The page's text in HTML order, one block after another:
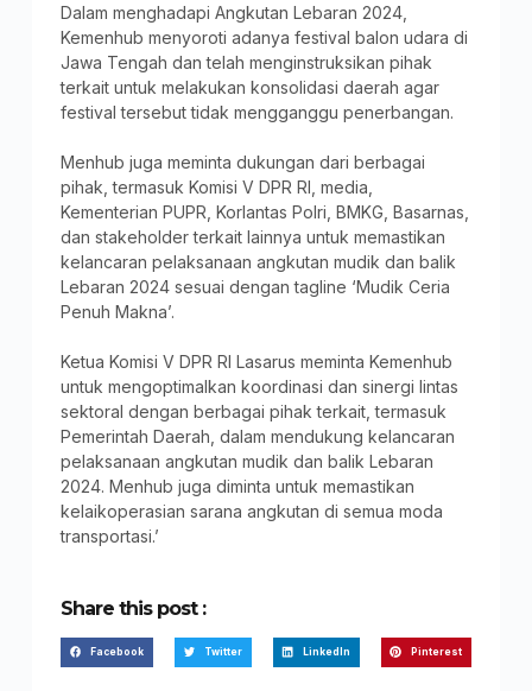
Dalam menghadapi Angkutan Lebaran 2024,
Kemenhub menyoroti adanya festival balon udara di
Jawa Tengah dan telah menginstruksikan pihak
terkait untuk melakukan konsolidasi daerah agar
festival tersebut tidak mengganggu penerbangan.
Menhub juga meminta dukungan dari berbagai
pihak, termasuk Komisi V DPR RI, media,
Kementerian PUPR, Korlantas Polri, BMKG, Basarnas,
dan stakeholder terkait lainnya untuk memastikan
kelancaran pelaksanaan angkutan mudik dan balik
Lebaran 2024 sesuai dengan tagline ‘Mudik Ceria
Penuh Makna’.
Ketua Komisi V DPR RI Lasarus meminta Kemenhub
untuk mengoptimalkan koordinasi dan sinergi lintas
sektoral dengan berbagai pihak terkait, termasuk
Pemerintah Daerah, dalam mendukung kelancaran
pelaksanaan angkutan mudik dan balik Lebaran
2024. Menhub juga diminta untuk memastikan
kelaikoperasian sarana angkutan di semua moda
transportasi.’
Share this post :
Facebook Twitter LinkedIn Pinterest